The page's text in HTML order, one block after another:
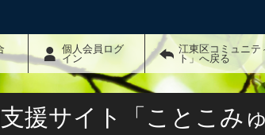
個人会員ログ
イン
江東区コミュニテ
ト」へ戻る
援サイト「ことこみゅ